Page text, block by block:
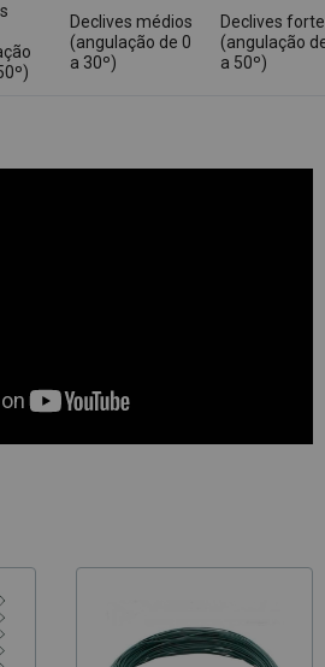
Declives médios
(angulação de 0
a 30º)
Declives
(angulação
a 50º)